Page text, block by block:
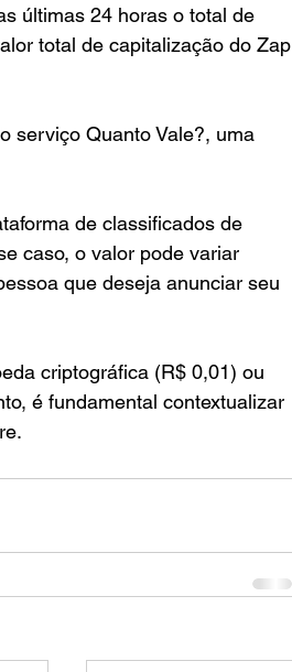
últimas 24 horas o total de
total de capitalização do Zap
serviço Quanto Vale?, uma
de classificados de
caso, o valor pode variar
que deseja anunciar seu
criptográfica (R$ 0,01) ou
é fundamental contextualizar